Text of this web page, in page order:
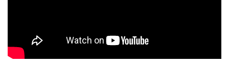
Eaubonne 2019